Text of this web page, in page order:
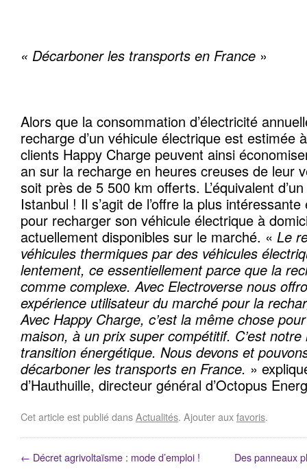
« Décarboner les transports en France »
Alors que la consommation d’électricité
recharge d’un véhicule électrique est estimée
clients Happy Charge peuvent ainsi
an sur la recharge en heures creuses de leur
soit près de 5 500 km offerts. L’équivalent
Istanbul ! Il s’agit de l’offre la plus
pour recharger son véhicule électrique à
actuellement disponibles sur le marché. « Le
véhicules thermiques par des véhicules
lentement, ce essentiellement parce que la
comme complexe. Avec Electroverse nous
expérience utilisateur du marché pour la
Avec Happy Charge, c’est la même chose
maison, à un prix super compétitif. C’est
transition énergétique. Nous devons et
décarboner les transports en France. »
d’Hauthuille, directeur général d’Octopus
Cet article est publié dansActualités. Ajouter auxfavoris.
← Décret agrivoltaïsme : mode d’emploi ! Des panneaux